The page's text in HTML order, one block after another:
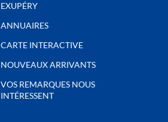
EXUPÉRY
ANNUAIRES
CARTE INTERACTIVE
NOUVEAUX ARRIVANTS
VOS REMARQUES NOUS
INTÉRESSENT